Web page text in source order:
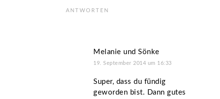
ANTWORTEN
Melanie und Sönke
19. September 2014 um 16:33
Super, dass du fündig
geworden bist. Dann gutes